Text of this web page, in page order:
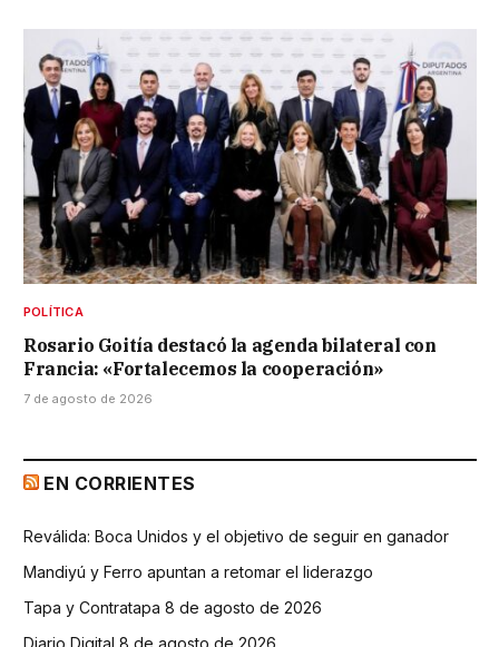
POLÍTICA
Rosario Goitía destacó la agenda bilateral con
Francia: «Fortalecemos la cooperación»
7 de agosto de 2026
EN CORRIENTES
Reválida: Boca Unidos y el objetivo de seguir en ganador
Mandiyú y Ferro apuntan a retomar el liderazgo
Tapa y Contratapa 8 de agosto de 2026
Diario Digital 8 de agosto de 2026